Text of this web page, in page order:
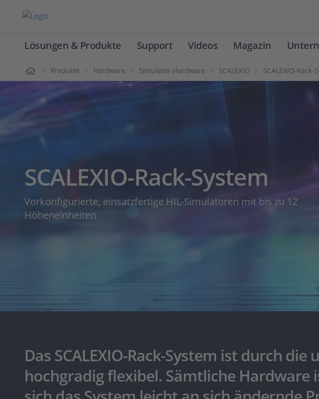
Lösungen & Produkte Support Videos Magazin
Produkte Hardware Simulator-Hardware SCALEXIO SCALEXIO-Rack-
SCALEXIO-Rack-System
Vorkonfigurierte, einsatzfertige HIL-Simulatoren mit bis zu 12
Höheneinheiten
Das SCALEXIO-Rack-System ist durch
hochgradig flexibel. Sämtliche